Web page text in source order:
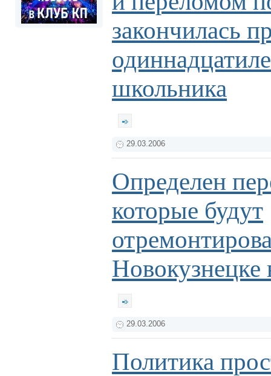
закончилась
школьника
29.03.2006
Определен
которые будут
Новокузнецке
29.03.2006
Политика